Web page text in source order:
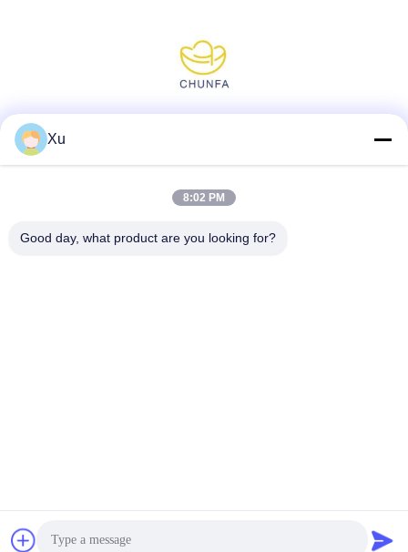
2024-2025 Wuxi Chunfa Hydraulic Machinery Co., Ltd. Tous les
Xu
8:02 PM
Good day, what product are you looking for?